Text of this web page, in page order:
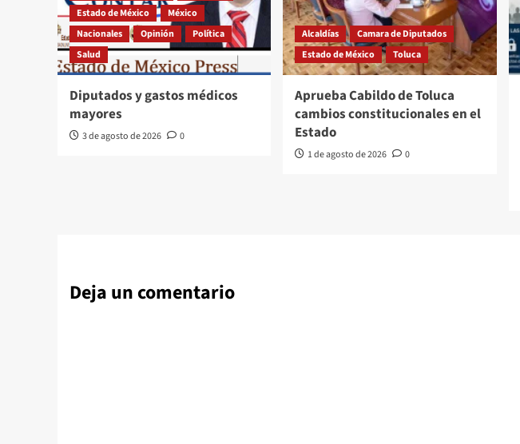
Estado de México
México
Nacionales
Opinión
Política
Salud
Diputados y gastos médicos
mayores
3 de agosto de 2026 0
Alcaldías
Camara de Diputados
Estado de México
Toluca
Aprueba Cabildo de Toluca
cambios constitucionales en el
Estado
1 de agosto de 2026 0
Deja un comentario